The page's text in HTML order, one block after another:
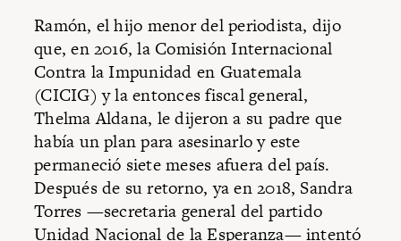
Ramón, el hijo menor del periodista, dijo
que, en 2016, la Comisión Internacional
Contra la Impunidad en Guatemala
(CICIG) y la entonces fiscal general,
Thelma Aldana, le dijeron a su padre que
había un plan para asesinarlo y este
permaneció siete meses afuera del país.
Después de su retorno, ya en 2018, Sandra
Torres —secretaria general del partido
Unidad Nacional de la Esperanza— intentó